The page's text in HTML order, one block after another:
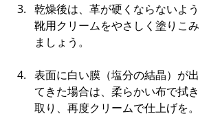
乾燥後は、革が硬くならないよう
靴用クリームをやさしく塗りこみ
ましょう。
表面に白い膜（塩分の結晶）が出
てきた場合は、柔らかい布で拭き
取り、再度クリームで仕上げを。